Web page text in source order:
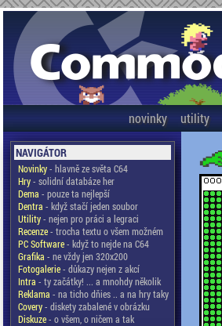
novinky utility
NAVIGÁTOR
Novinky- hlavně ze světa C64
Hry- solidní databáze her
Dema - pouze ta nejlepší
Dentra - když stačí jeden soubor
Utility- nejen pro práci a legraci
Recenze- trocha textu o všem možném
PC Software- když to nejde na C64
Grafika - ne vždy jen 320x200
Fotogalerie- důkazy nejen z akcí
Intra - ty začátky! ... a mnohdy několik
Reklama - na ticho dňies .. a na hry taky
Covery- diskety zabalené v obrázku
Diskuze- o všem, o ničem a tak